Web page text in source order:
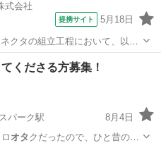
式会社
提携サイト 5月18日
クタの組立工程において、以下
の操作（射出成型機やプレス
■材料供給及び補助作業 （業
くださる方募集！
パーク駅
8月4日
カロオタ クだったので、ひと昔のネ